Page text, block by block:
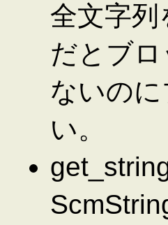
全文字
だとブ
ないの
い。